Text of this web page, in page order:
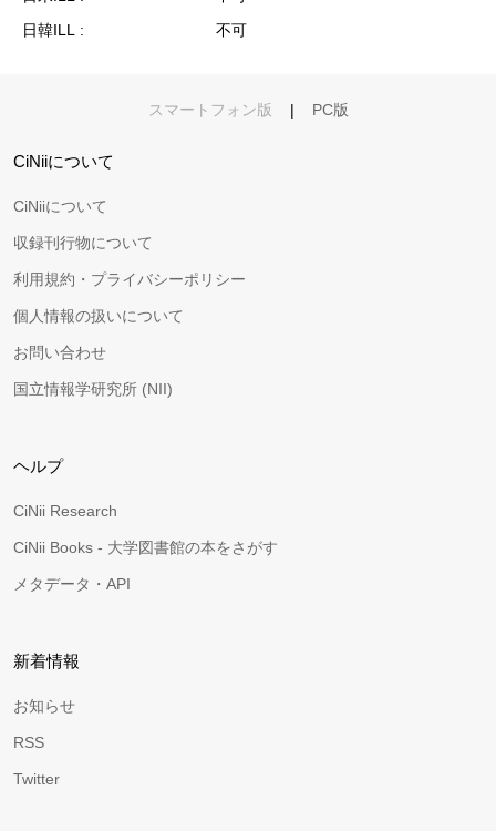
日韓ILL
不可
スマートフォン版 | PC版
CiNiiについて
CiNiiについて
収録刊行物について
利用規約・プライバシーポリシー
個人情報の扱いについて
お問い合わせ
国立情報学研究所 (NII)
ヘルプ
CiNii Research
CiNii Books - 大学図書館の本をさがす
メタデータ・API
新着情報
お知らせ
RSS
Twitter